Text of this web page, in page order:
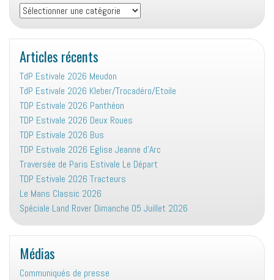
Vie
associative
:
Articles récents
TdP Estivale 2026 Meudon
TdP Estivale 2026 Kleber/Trocadéro/Etoile
TDP Estivale 2026 Panthéon
TDP Estivale 2026 Deux Roues
TDP Estivale 2026 Bus
TDP Estivale 2026 Eglise Jeanne d’Arc
Traversée de Paris Estivale Le Départ
TDP Estivale 2026 Tracteurs
Le Mans Classic 2026
Spéciale Land Rover Dimanche 05 Juillet 2026
Médias
Communiqués de presse